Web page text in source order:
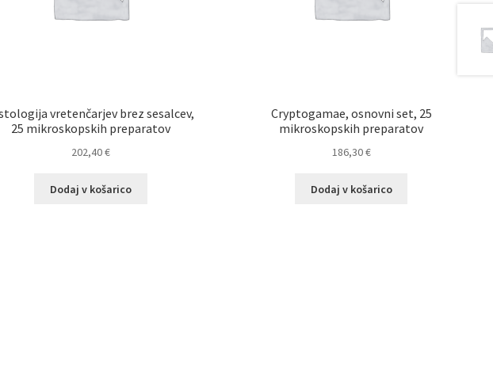
vretenčarjev brez sesalcev,
25 mikroskopskih preparatov
202,40€
Dodaj v košarico
Cryptogamae, osnovni set, 25
mikroskopskih preparatov
186,30€
Dodaj v košarico